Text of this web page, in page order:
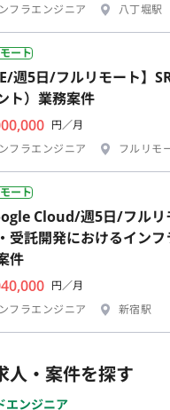
フラエンジニア
八丁堀駅
ート
週5日/フルリモート】
ト）業務案件
円／月
フラエンジニア
フルリモ
ート
Cloud/週5日/フル
受託開発におけるイン
件
円／月
フラエンジニア
新宿駅
人・案件を探す
エンジニア